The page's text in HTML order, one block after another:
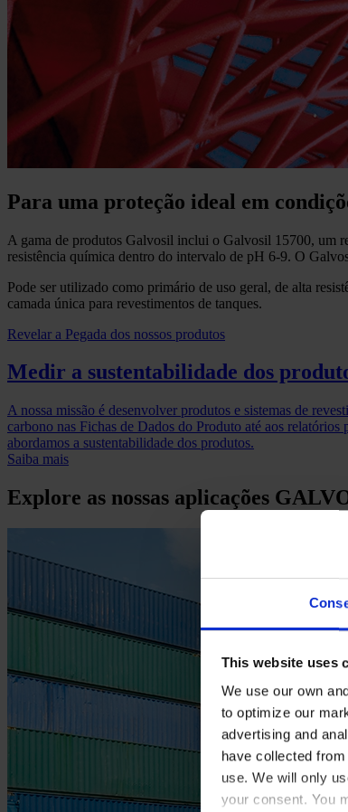
This website uses
We use our own
to optimize our
advertising and
have collected
use. We will only
your consent. You
Para uma proteção ideal em
A gama de produtos Galvosil inclui o Galvosil 15700, um
resistência química dentro do intervalo de pH 6-9. O
Pode ser utilizado como primário de uso geral, de alta
camada única para revestimentos de tanques.
Revelar a Pegada dos nossos produtos
Medir a sustentabilidade dos
A nossa missão é desenvolver produtos e sistemas de
carbono nas Fichas de Dados do Produto até aos
abordamos a sustentabilidade dos produtos.
Saiba mais
Explore as nossas aplicações